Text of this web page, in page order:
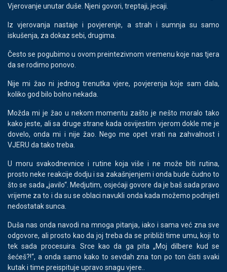
Vjerovanje unutar duše. Njeni govori, treptaji, jecaji.
Iz vjerovanja nastaje i povjerenje, a strah i sumnja su samo
iskušenja, za dokaz sebi, drugima.
Često se pogubimo u ovom preintezivnom vremenu koje nas tjera
da se rodimo ponovo.
Nije mi žao ni jednog trenutka vjere, povjerenja koje sam dala,
koliko god bilo bolno nekada.
Možda mi je žao u nekom momentu zašto je nešto moralo tako
kako jeste, ali sa druge strane kada osvijestim vjerom dokle me je
dovelo, onda mi i nije žao. Nego me opet vrati na zahvalnost i
VJERU da tako treba.
U moru svakodnevnice i rutine koja više i ne može biti rutina,
prosto neke reakcije dodju i sa zakašnjenjem i onda bude čudno to
što se sada „javilo“. Medjutim, osjećaji govore da je baš sada pravo
vrijeme za to i da su se oblaci navukli onda kada možemo podnijeti
nedostatak sunca.
Duša nas onda navodi na mnoga pitanja, iako i sama već zna sve
odgovore, ali prosto kao da joj treba da se približi time umu, koji to
tek sada procesuira. Srce kao da ga pita „Moj dilbere kud se
šećeš?!“, a onda samo kako to sevdah zna ton po ton čisti svaki
kutak i time preispituje upravo snagu vjere..